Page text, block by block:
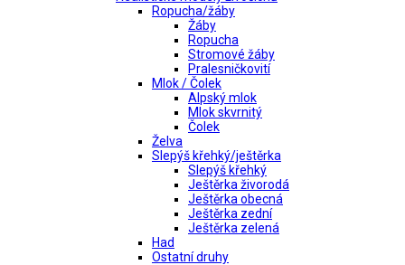
Ropucha/žáby
Žáby
Ropucha
Stromové žáby
Pralesničkovití
Mlok / Čolek
Alpský mlok
Mlok skvrnitý
Čolek
Želva
Slepýš křehký/ještěrka
Slepýš křehký
Ještěrka živorodá
Ještěrka obecná
Ještěrka zední
Ještěrka zelená
Had
Ostatní druhy